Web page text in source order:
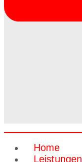
Home
Leistungen